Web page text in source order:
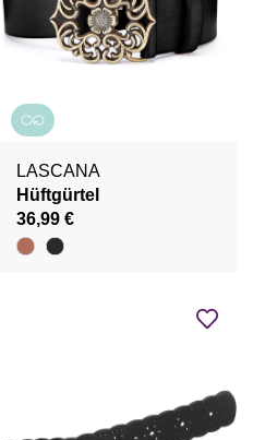
LASCANA
Hüftgürtel
36,99 €